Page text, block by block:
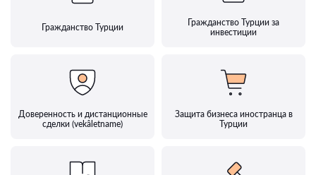
Гражданство Турции
Гражданство Турции за
инвестиции
Доверенность и дистанционные
сделки (vekâletname)
Защита бизнеса иностранца в
Турции